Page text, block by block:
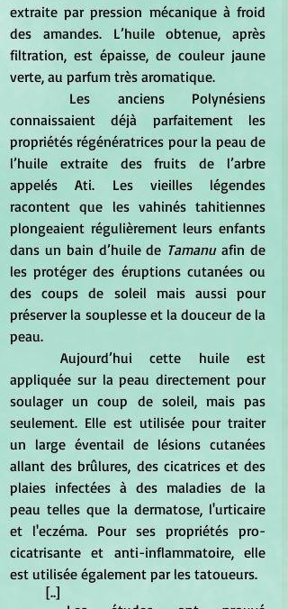
extraite par pression mécanique à froid
des amandes. L’huile obtenue, après
filtration, est épaisse, de couleur jaune
verte, au parfum très aromatique.
connaissaient déjà parfaitement les
propriétés régénératrices pour la peau de
l’huile extraite des fruits de l’arbre
appelés Ati. Les vieilles légendes
racontent que les vahinés tahitiennes
plongeaient régulièrement leurs enfants
dans un bain d’huile de Tamanu afin de
les protéger des éruptions cutanées ou
des coups de soleil mais aussi pour
préserver la souplesse et la douceur de la
peau.
appliquée sur la peau directement pour
soulager un coup de soleil, mais pas
seulement. Elle est utilisée pour traiter
un large éventail de lésions cutanées
allant des brûlures, des cicatrices et des
plaies infectées à des maladies de la
peau telles que la dermatose, l'urticaire
et l'eczéma. Pour ses propriétés pro-
cicatrisante et anti-inflammatoire, elle
est utilisée également par les tatoueurs.
	[..]